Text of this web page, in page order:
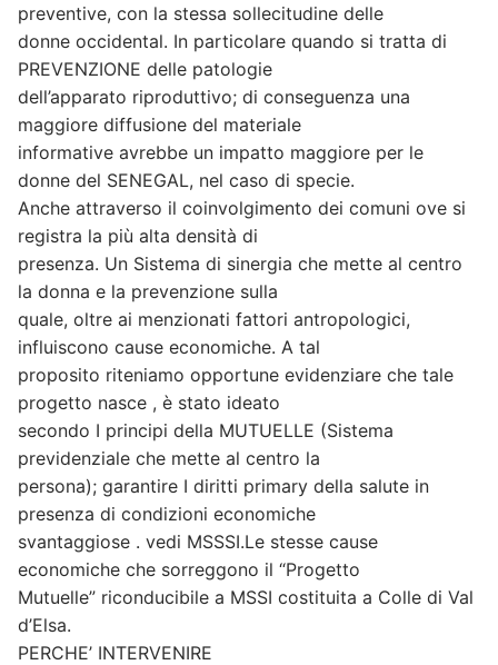
preventive, con la stessa sollecitudine delle
donne occidental. In particolare quando si tratta di
PREVENZIONE delle patologie
dell’apparato riproduttivo; di conseguenza una
maggiore diffusione del materiale
informative avrebbe un impatto maggiore per le
donne del SENEGAL, nel caso di specie.
Anche attraverso il coinvolgimento dei comuni ove si
registra la più alta densità di
presenza. Un Sistema di sinergia che mette al centro
la donna e la prevenzione sulla
quale, oltre ai menzionati fattori antropologici,
influiscono cause economiche. A tal
proposito riteniamo opportune evidenziare che tale
progetto nasce , è stato ideato
secondo I principi della MUTUELLE (Sistema
previdenziale che mette al centro la
persona); garantire I diritti primary della salute in
presenza di condizioni economiche
svantaggiose . vedi MSSSI.Le stesse cause
economiche che sorreggono il “Progetto
Mutuelle” riconducibile a MSSI costituita a Colle di Val
d’Elsa.
PERCHE’ INTERVENIRE